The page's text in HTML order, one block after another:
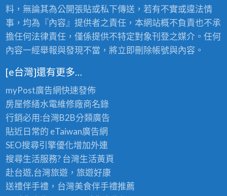
料，無論其為公開張貼或私下傳送，若有不實或違法情
事，均為『內容』提供者之責任，本網站概不負責也不承
擔任何法律責任，僅係提供不特定對象刊登之媒介。任何
內容一經舉報與發現不當，將立即刪除帳號與內容。
[e台灣]還有更多…
myPost廣告網快速發佈
房屋修繕水電維修廠商名錄
行銷必用:台灣B2B分類廣告
貼近日常的 eTaiwan廣告網
SEO搜尋引擎優化增加外連
搜尋生活服務? 台灣生活黃頁
赴台遊,台灣旅遊，旅遊好康
送禮伴手禮，台灣美食伴手禮推薦